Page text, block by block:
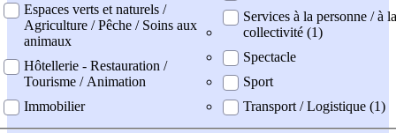
Espaces verts et naturels /
Agriculture / Pêche / Soins aux
animaux
Hôtellerie - Restauration /
Tourisme / Animation
Immobilier
Services à la personne / à la
collectivité (1)
Spectacle
Sport
Transport / Logistique (1)